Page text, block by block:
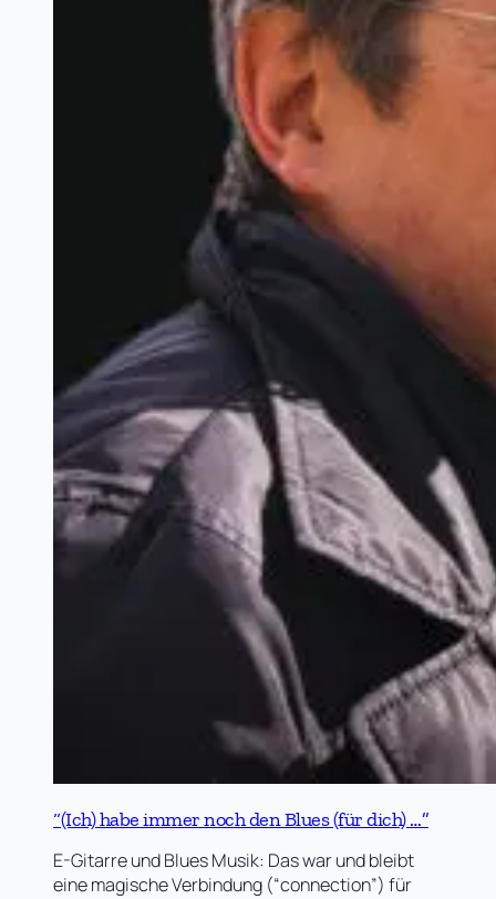
“(Ich) habe immer noch den Blues (für dich) …”
E-Gitarre und Blues Musik: Das war und bleibt
eine magische Verbindung (“connection”) für